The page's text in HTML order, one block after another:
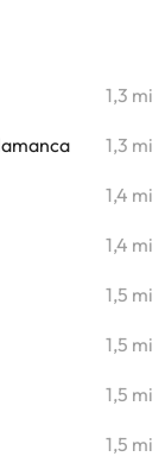
1,3 mi
1,3 mi
1,4 mi
1,4 mi
1,5 mi
1,5 mi
1,5 mi
1,5 mi